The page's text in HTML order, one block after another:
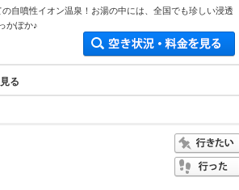
自噴性イオン温泉！お湯の中には、全国でも珍しい浸透
かぽか♪
る